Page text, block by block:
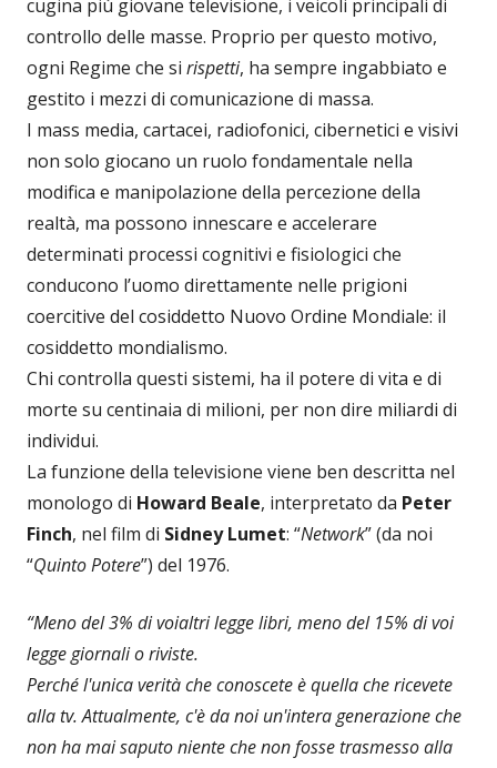
cugina più giovane televisione, i veicoli principali di
controllo delle masse. Proprio per questo motivo,
ogni Regime che si rispetti, ha sempre ingabbiato e
gestito i mezzi di comunicazione di massa.
I mass media, cartacei, radiofonici, cibernetici e visivi
non solo giocano un ruolo fondamentale nella
modifica e manipolazione della percezione della
realtà, ma possono innescare e accelerare
determinati processi cognitivi e fisiologici che
conducono l’uomo direttamente nelle prigioni
coercitive del cosiddetto Nuovo Ordine Mondiale: il
cosiddetto mondialismo.
Chi controlla questi sistemi, ha il potere di vita e di
morte su centinaia di milioni, per non dire miliardi di
individui.
La funzione della televisione viene ben descritta nel
monologo di Howard Beale, interpretato da Peter
Finch, nel film di Sidney Lumet: “Network” (da noi
“Quinto Potere”) del 1976.
“Meno del 3% di voialtri legge libri, meno del 15% di voi
legge giornali o riviste.
Perché l'unica verità che conoscete è quella che ricevete
alla tv. Attualmente, c'è da noi un'intera generazione che
non ha mai saputo niente che non fosse trasmesso alla